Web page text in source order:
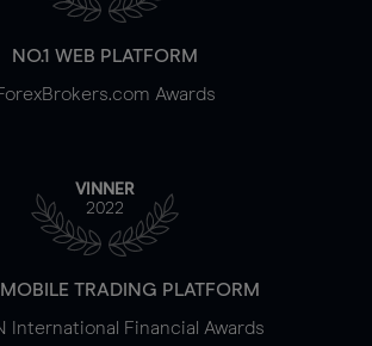
NO.1 WEB PLATFORM
Awards
VINNER
2022
MOBILE TRADING PLATFORM
International Financial Awards